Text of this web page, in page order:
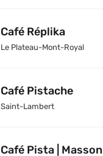
Café Réplika
Le Plateau-Mont-Royal
Café Pistache
Saint-Lambert
Café Pista | Masson